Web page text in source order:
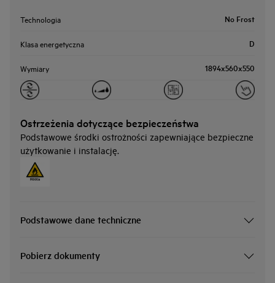
Technologia No Frost
Klasa energetyczna D
Wymiary 1894x560x550
Ostrzeżenia dotyczące bezpieczeństwa
Podstawowe środki ostrożności zapewniające bezpieczne
użytkowanie i instalację.
Podstawowe dane techniczne
Pobierz dokumenty